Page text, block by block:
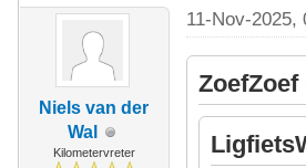
Niels van der
Wal
Kilometervreter
11-Nov-2025,